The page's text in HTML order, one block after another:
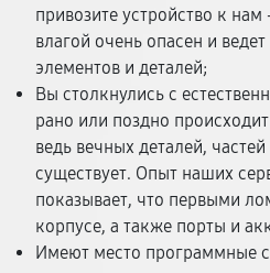
привозите устройство к
влагой очень опасен и
элементов и деталей;
Вы столкнулись с
рано или поздно
ведь вечных деталей,
существует. Опыт наших
показывает, что первыми
корпусе, а также порты и
Имеют место программные